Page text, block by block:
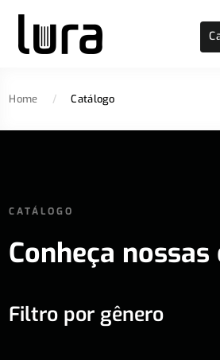
Home / Catálogo
CATÁLOGO
Conheça nossas
Filtro por gênero